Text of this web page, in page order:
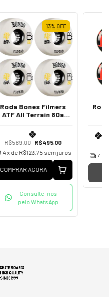
13% OFF
Roda Bones Filmers
ATF All Terrain 80a
R$569,00 R$495,00
4x de R$123,75 sem juros
COMPRAR AGORA
Consulte-nos
pelo WhatsApp
4